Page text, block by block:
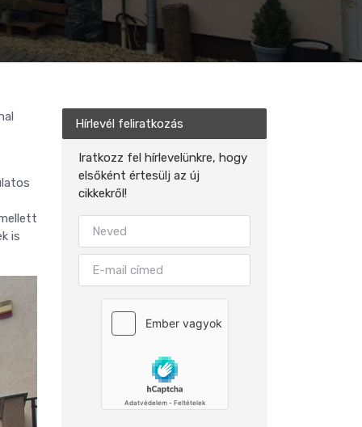
is
Hírlevél feliratkozás
Iratkozz fel hírlevelünkre, hogy
elsőként értesülj az új
cikkekről!